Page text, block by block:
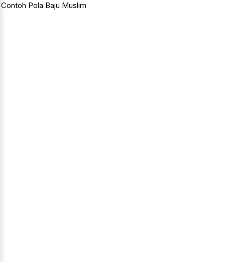
Contoh Pola Baju Muslim